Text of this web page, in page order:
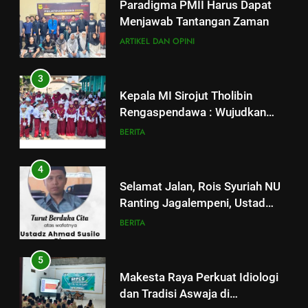
Paradigma PMII Harus Dapat
Menjawab Tantangan Zaman
ARTIKEL DAN OPINI
3
Kepala MI Sirojut Tholibin
Rengaspendawa : Wujudkan
Madrasah Bahagia
BERITA
4
Selamat Jalan, Rois Syuriah NU
Ranting Jagalempeni, Ustad
Susilo
BERITA
5
Makesta Raya Perkuat Idiologi
dan Tradisi Aswaja di